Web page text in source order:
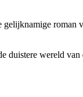
wereld